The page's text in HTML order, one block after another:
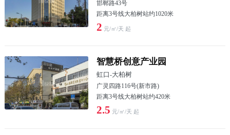
邯郸路43号
距离3号线大柏树站约1020米
2 元/㎡/天 起
智慧桥创意产业园
虹口-大柏树
广灵四路116号(新市路)
距离3号线大柏树站约420米
2.5 元/㎡/天 起